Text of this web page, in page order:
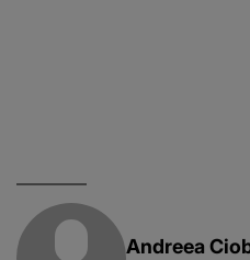
Andreea